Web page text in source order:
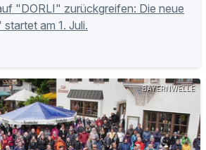
"DORLI" zurückgreifen: Die neue
am 1. Juli.
BAYERNWELLE